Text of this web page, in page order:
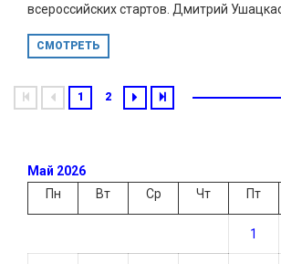
всероссийских стартов. Дмитрий
СМОТРЕТЬ
1 2
Май 2026
Пн
Вт Ср Чт Пт
1